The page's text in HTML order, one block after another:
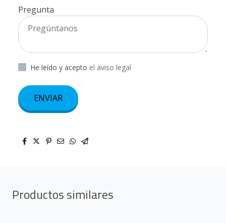
Pregunta
He leído y acepto el aviso legal
ENVIAR
Productos similares